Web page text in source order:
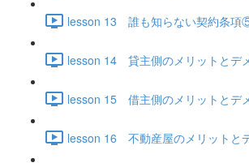
lesson 13 誰も知らない契約条項
lesson 14 貸主側のメリットとデ
lesson 15 借主側のメリットとデ
lesson 16 不動産屋のメリットと